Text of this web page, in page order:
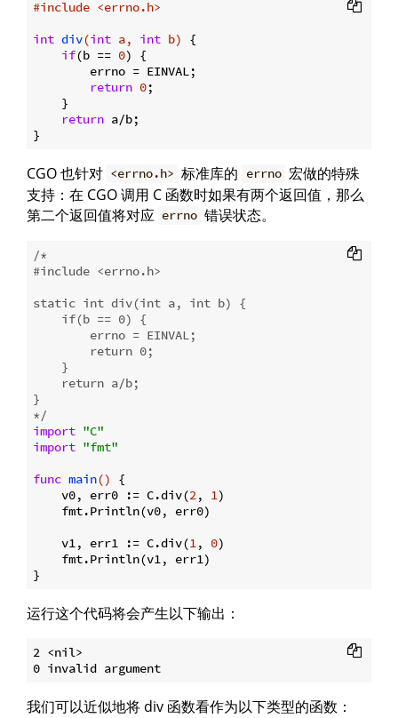
#include <errno.h>
int div(int a, int b)
{
if(b == 0) {
        errno = EINVAL;
return 0;
    }
return a/b;
CGO 也针对 <errno.h> 标准库的 errno 宏做的特殊
支持：在 CGO 调用 C 函数时如果有两个返回值，那么
第二个返回值将对应 errno 错误状态。
/*
#include <errno.h>
static int div(int a, int b) {
    if(b == 0) {
        errno = EINVAL;
        return 0;
    }
    return a/b;
}
*/
import "C"
import "fmt"
func main()
{
    v0, err0 := C.div(
2, 1)
    fmt.Println(v0, err0)
    v1, err1 := C.div(
1, 0)
    fmt.Println(v1, err1)
运行这个代码将会产生以下输出：
2 <nil>
我们可以近似地将 div 函数看作为以下类型的函数：